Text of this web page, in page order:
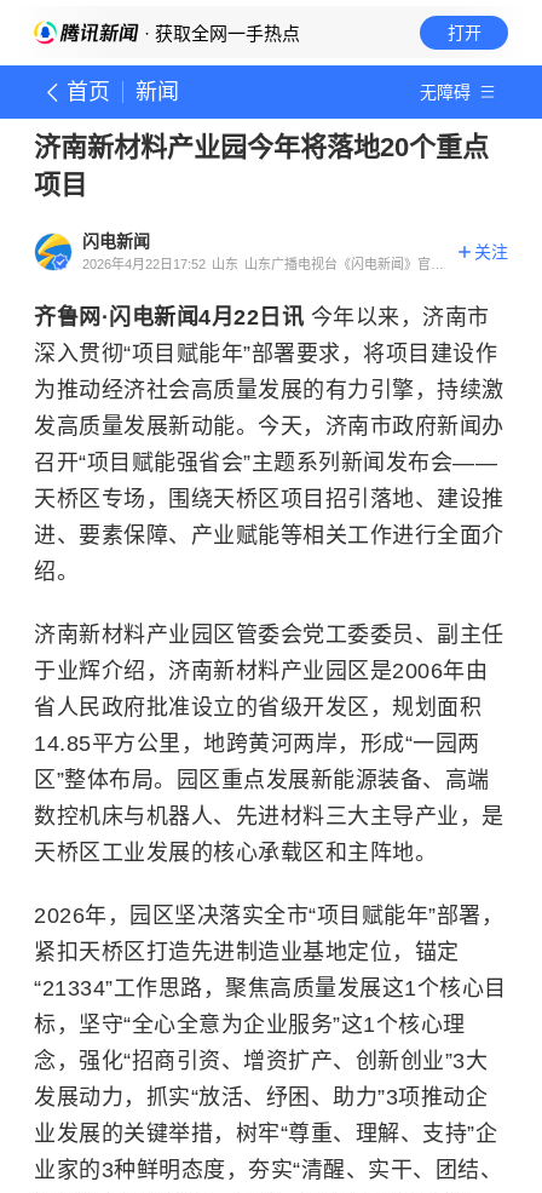
· 获取全网一手热点 打开
首页 新闻 无障碍
济南新材料产业园今年将落地20个重点
项目
闪电新闻
2026年4月22日17:52 山东 山东广播电视台《闪电新闻》官方
关注
齐鲁网·闪电新闻4月22日讯 今年以来，济南市
深入贯彻“项目赋能年”部署要求，将项目建设作
为推动经济社会高质量发展的有力引擎，持续激
发高质量发展新动能。今天，济南市政府新闻办
召开“项目赋能强省会”主题系列新闻发布会——
天桥区专场，围绕天桥区项目招引落地、建设推
进、要素保障、产业赋能等相关工作进行全面介
绍。
济南新材料产业园区管委会党工委委员、副主任
于业辉介绍，济南新材料产业园区是2006年由
省人民政府批准设立的省级开发区，规划面积
14.85平方公里，地跨黄河两岸，形成“一园两
区”整体布局。园区重点发展新能源装备、高端
数控机床与机器人、先进材料三大主导产业，是
天桥区工业发展的核心承载区和主阵地。
2026年，园区坚决落实全市“项目赋能年”部署，
紧扣天桥区打造先进制造业基地定位，锚定
“21334”工作思路，聚焦高质量发展这1个核心目
标，坚守“全心全意为企业服务”这1个核心理
念，强化“招商引资、增资扩产、创新创业”3大
发展动力，抓实“放活、纾困、助力”3项推动企
业发展的关键举措，树牢“尊重、理解、支持”企
业家的3种鲜明态度，夯实“清醒、实干、团结、